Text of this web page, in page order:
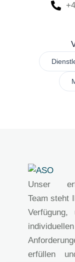
Unser
Team steht
individuellen
erfüllen